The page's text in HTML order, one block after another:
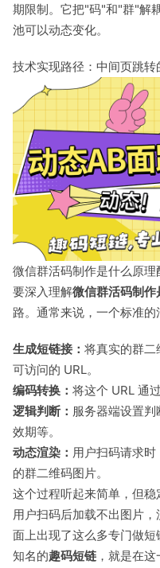
期限制。它把"码"和"群"解
池可以动态变化。
技术实现路径：中间页跳转
微信群活码制作是什么原理
要深入理解微信群活码制作
路。通常来说，一个标准
生成短链接： 将真实的群二
可访问的 URL。
编码转换： 将这个 URL 通
逻辑判断： 服务器端设置
效期等。
动态渲染： 用户扫码请求
的群二维码图片。
这个过程听起来简单，但稳
用户扫码后加载不出图片
面上出现了这么多专门做
知名的趣码短链 ，就是在